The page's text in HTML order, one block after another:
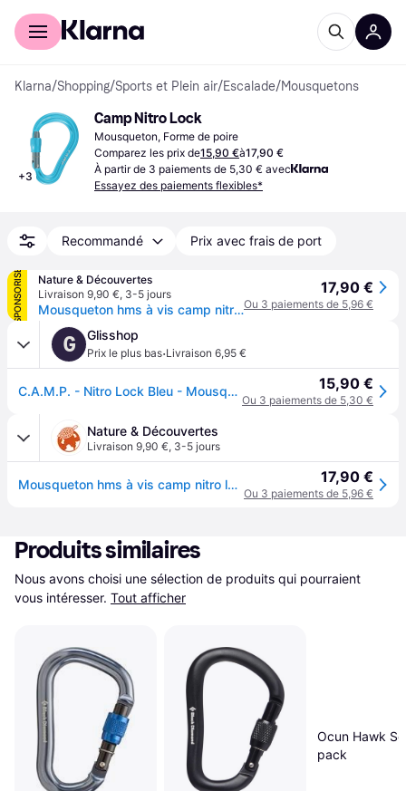
Acheter avec Klarna
Klarna/Shopping/Sports et Plein air/Escalade/Mousquetons
+3
Camp Nitro Lock
Mousqueton, Forme de poire
Comparez les prix de15,90 €à17,90 €
À partir de 3 paiements de 5,30 € avec
Essayez des paiements flexibles*
Recommandé Prix avec frais de port
SPONSORISÉ
Nature & Découvertes
Livraison 9,90 €, 3-5 jours
Mousqueton hms à vis camp nitro lock bleu
17,90 €
Ou 3 paiements de 5,96 €
G Glisshop
Prix le plus bas·Livraison 6,95 €
C.A.M.P. - Nitro Lock Bleu - Mousqueton 15,90 €
Ou 3 paiements de 5,30 €
Nature & Découvertes
Livraison 9,90 €, 3-5 jours
Mousqueton hms à vis camp nitro lock bleu 17,90 €
Ou 3 paiements de 5,96 €
Produits similaires
Nous avons choisi une sélection de produits qui pourraient
vous intéresser. Tout afficher
Ocun Hawk
pack